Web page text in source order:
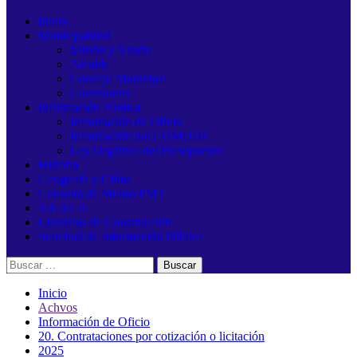
Inicio
Municipalidad
Misión y Visión
Alcalde
Concejo Municipal
Comisiones
Información Pública
Información de Oficio
Información del COMUDE
Ley Orgánica del Presupuesto
Historia
Geografía y Clima
Consulta de Multas PMT
SINACIG
Licencias de Construcción
Solicitud de Información Pública
Buscar:
Inicio
Achvos
Información de Oficio
20. Contrataciones por cotización o licitación
2025